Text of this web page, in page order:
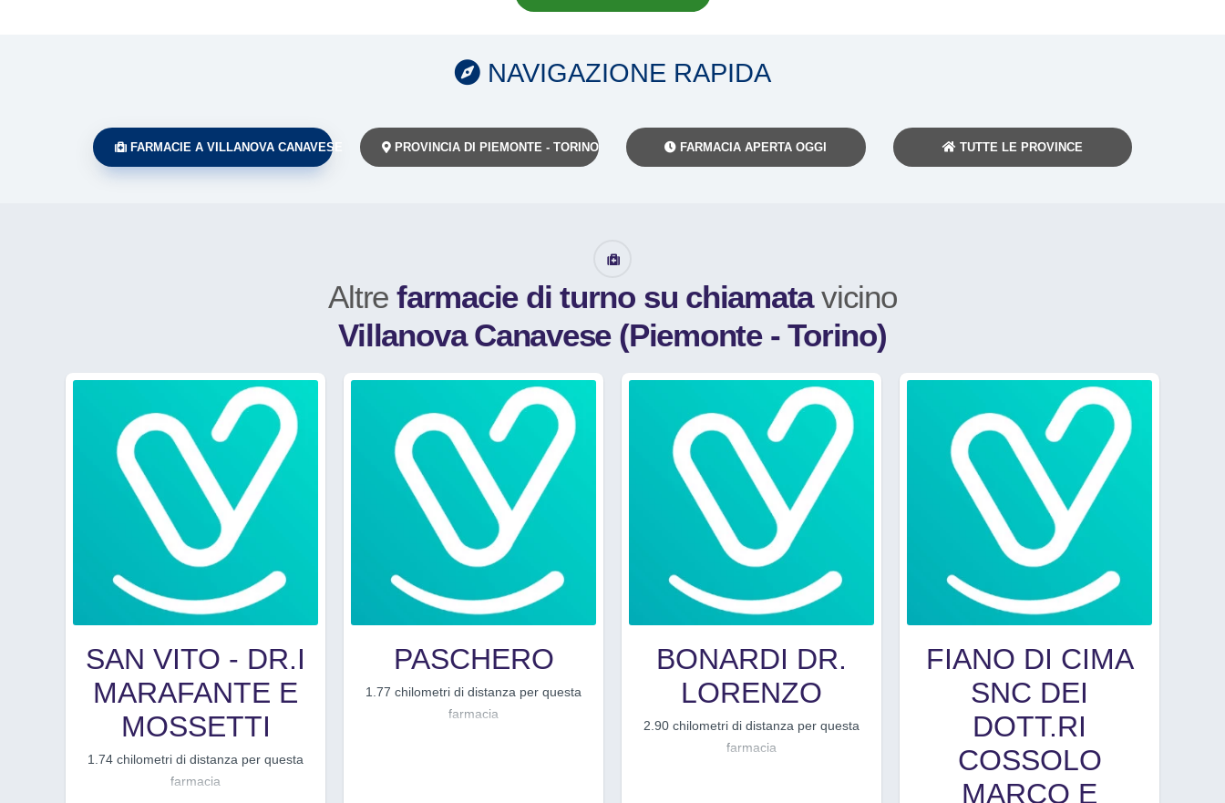
NAVIGAZIONE RAPIDA
FARMACIE A VILLANOVA CANAVESE PROVINCIA DI PIEMONTE - TORINO FARMACIA APERTA OGGI TUTTE LE PROVINCE
Altre farmacie di turno su chiamatavicino
Villanova Canavese (Piemonte - Torino)
SAN VITO - DR.I
MARAFANTE E
MOSSETTI
1.74 chilometri di distanza per questa
farmacia
PASCHERO
1.77 chilometri di distanza per questa
farmacia
BONARDI DR.
LORENZO
2.90 chilometri di distanza per questa
farmacia
FIANO DI CIMA
SNC DEI
DOTT.RI
COSSOLO
MARCO E